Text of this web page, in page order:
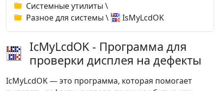
Системные утилиты \
Разное для системы \ IsMyLcdOK
IcMyLcdOK - Программа для
проверки дисплея на дефекты
IcMyLcdOK — это программа, которая помогает